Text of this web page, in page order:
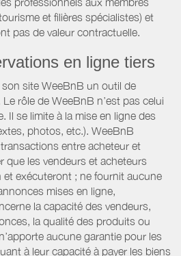
et filières spécialistes) et
pas de valeur contractuelle.
en ligne tiers
son site WeeBnB un outil de
rôle de WeeBnB n’est pas celui
Il se limite à la mise en ligne des
photos, etc.). WeeBnB
entre acheteur et
que les vendeurs et acheteurs
exécuteront ; ne fournit aucune
mises en ligne,
la capacité des vendeurs,
la qualité des produits ou
aucune garantie pour les
à leur capacité à payer les biens